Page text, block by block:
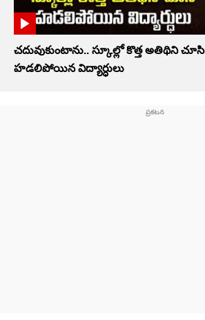
చదువుకుంటాను.. స్కూల్లో కొత్త అతిథిని చూసి
హడలిపోయిన విద్యార్ధులు